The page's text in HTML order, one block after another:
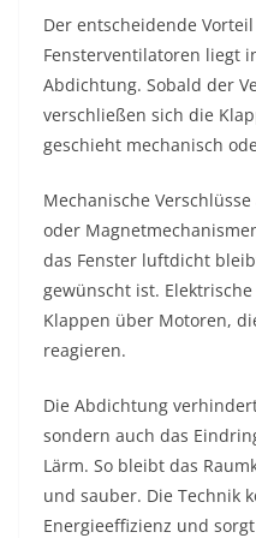
Der entscheidende
Fensterventilatoren liegt
Abdichtung. Sobald der
verschließen sich die
geschieht mechanisch
Mechanische
oder
das Fenster luftdicht
gewünscht ist.
Klappen über Motoren,
reagieren.
Die Abdichtung
sondern auch das
Lärm. So bleibt das
und sauber. Die Technik
Energieeffizienz und